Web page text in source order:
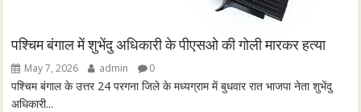
पश्चिम बंगाल में शुभेंदु अधिकारी के पीएसओ की गोली मारकर हत्या
May 7, 2026 admin 0
पश्चिम बंगाल के उत्तर 24 परगना जिले के मध्यग्राम में बुधवार रात भाजपा नेता शुभेंदु
अधिकारी...